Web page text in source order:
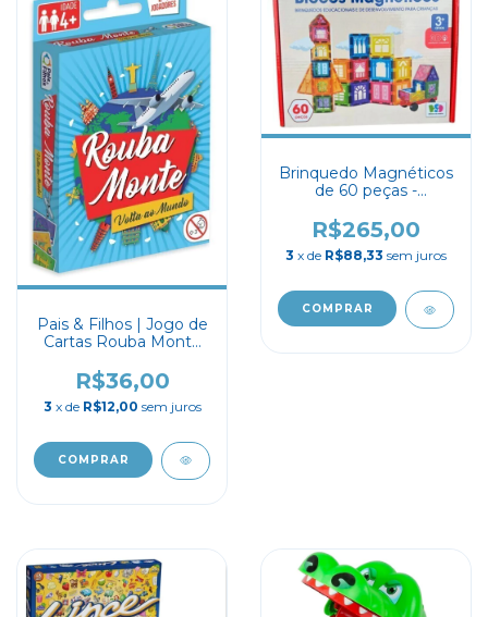
Pais & Filhos | Jogo de
Cartas Rouba Monte
R$36,00
3 x de R$12,00 sem juros
Brinquedo Magnéticos
de 60 peças -
Construção 3D
R$265,00
3 x de R$88,33 sem juros